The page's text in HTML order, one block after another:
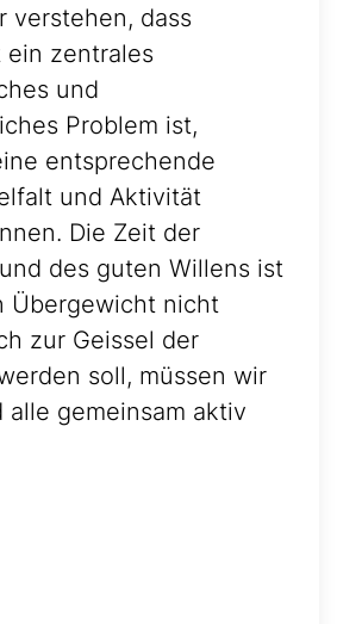
verstehen, dass
zentrales
und
Problem ist,
entsprechende
und Aktivität
Die Zeit der
des guten Willens ist
Übergewicht nicht
zur Geissel der
soll, müssen wir
gemeinsam aktiv